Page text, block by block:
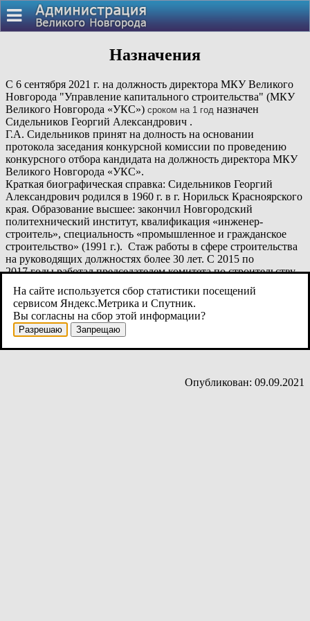
Назначения
С 6 сентября 2021 г. на должность директора МКУ Великого
Новгорода "Управление капитального строительства" (МКУ
Великого Новгорода «УКС») сроком на 1 год назначен
Сидельников Георгий Александрович .
Г.А. Сидельников принят на долность на основании
протокола заседания конкурсной комиссии по проведению
конкурсного отбора кандидата на должность директора МКУ
Великого Новгорода «УКС».
Краткая биографическая справка: Сидельников Георгий
Александрович родился в 1960 г. в г. Норильск Красноярского
края. Образование высшее: закончил Новгородский
политехнический институт, квалификация «инженер-
строитель», специальность «промышленное и гражданское
строительство» (1991 г.). Стаж работы в сфере строительства
на руководящих должностях более 30 лет. С 2015 по
2017 годы работал председателем комитета по строительству
работы - МКУ Великого Новгорода «УКС», заместитель
начальника производственно-технического отдела.
Опубликован: 09.09.2021
На сайте используется сбор статистики посещений
сервисом Яндекс.Метрика и Спутник.
Вы согласны на сбор этой информации?
Разрешаю Запрещаю